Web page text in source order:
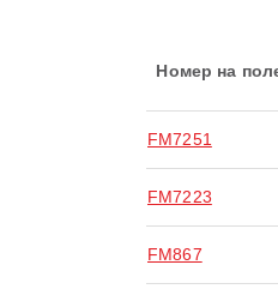
Номер на
FM7251
FM7223
FM867